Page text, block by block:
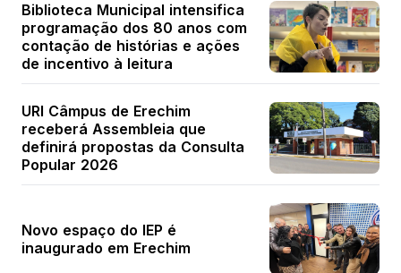
Biblioteca Municipal intensifica
programação dos 80 anos com
contação de histórias e ações
de incentivo à leitura
URI Câmpus de Erechim
receberá Assembleia que
definirá propostas da Consulta
Popular 2026
Novo espaço do IEP é
inaugurado em Erechim